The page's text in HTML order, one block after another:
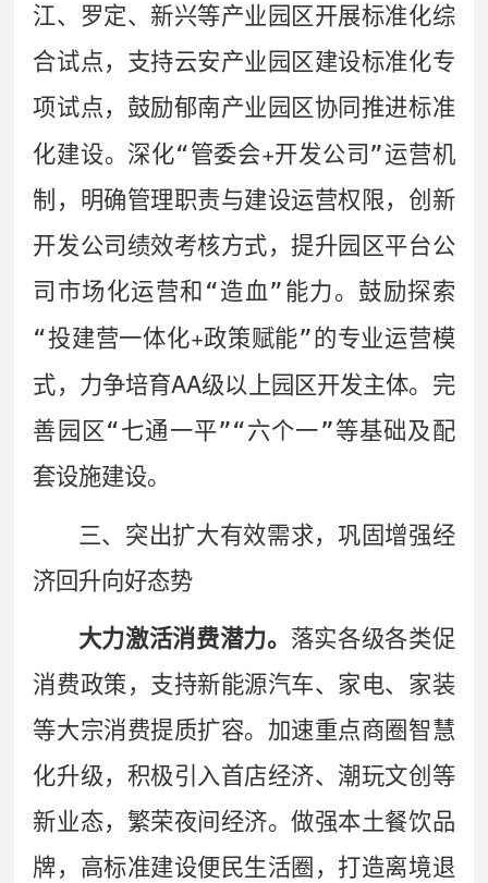
江、罗定、新兴等产业园区开展标准化综
合试点，支持云安产业园区建设标准化专
项试点，鼓励郁南产业园区协同推进标准
化建设。深化“管委会+开发公司 ”运营机
制，明确管理职责与建设运营权限，创新
开发公司绩效考核方式，提升园区平台公
司市场化运营和 “造血 ” 能力。鼓励探索
“投建营一体化+政策赋能”的专业运营模
式，力争培育AA级以上园区开发主体。完
善园区“七通一平”“六个一”等基础及配
套设施建设。
三、突出扩大有效需求，巩固增强经
济回升向好态势
大力激活消费潜力。 落实各级各类促
消费政策，支持新能源汽车、家电、家装
等大宗消费提质扩容。加速重点商圈智慧
化升级，积极引入首店经济、潮玩文创等
新业态，繁荣夜间经济。做强本土餐饮品
牌，高标准建设便民生活圈，打造离境退